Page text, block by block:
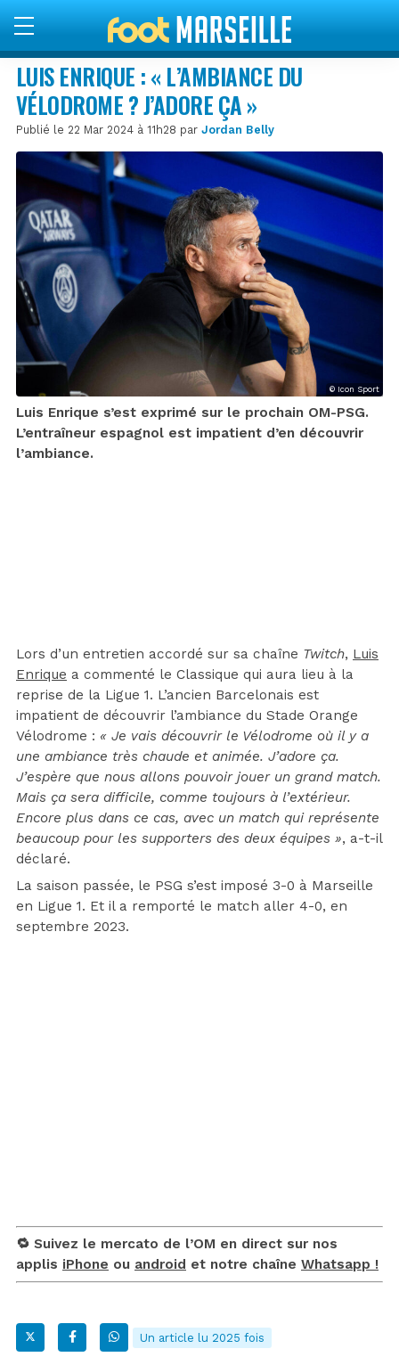
LUIS ENRIQUE : « L’AMBIANCE DU
VÉLODROME ? J’ADORE ÇA »
Publié le 22 Mar 2024 à 11h28 par Jordan Belly
© Icon Sport
Luis Enrique s’est exprimé sur le prochain OM-PSG.
L’entraîneur espagnol est impatient d’en découvrir
l’ambiance.
Lors d’un entretien accordé sur sa chaîne Twitch, Luis
Enrique a commenté le Classique qui aura lieu à la
reprise de la Ligue 1. L’ancien Barcelonais est
impatient de découvrir l’ambiance du Stade Orange
Vélodrome : « Je vais découvrir le Vélodrome où il y a
une ambiance très chaude et animée. J’adore ça.
J’espère que nous allons pouvoir jouer un grand match.
Mais ça sera difficile, comme toujours à l’extérieur.
Encore plus dans ce cas, avec un match qui représente
beaucoup pour les supporters des deux équipes », a-t-il
déclaré.
La saison passée, le PSG s’est imposé 3-0 à Marseille
en Ligue 1. Et il a remporté le match aller 4-0, en
septembre 2023.
🔁 Suivez le mercato de l’OM en direct sur nos
applis iPhone ou android et notre chaîne Whatsapp !
Un article lu 2025 fois